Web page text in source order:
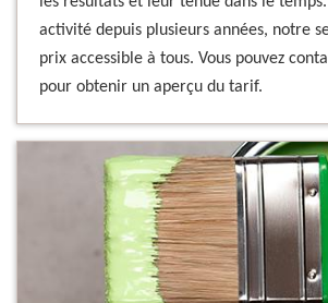
activité depuis plusieurs années, notre
prix accessible à tous. Vous pouvez
pour obtenir un aperçu du tarif.